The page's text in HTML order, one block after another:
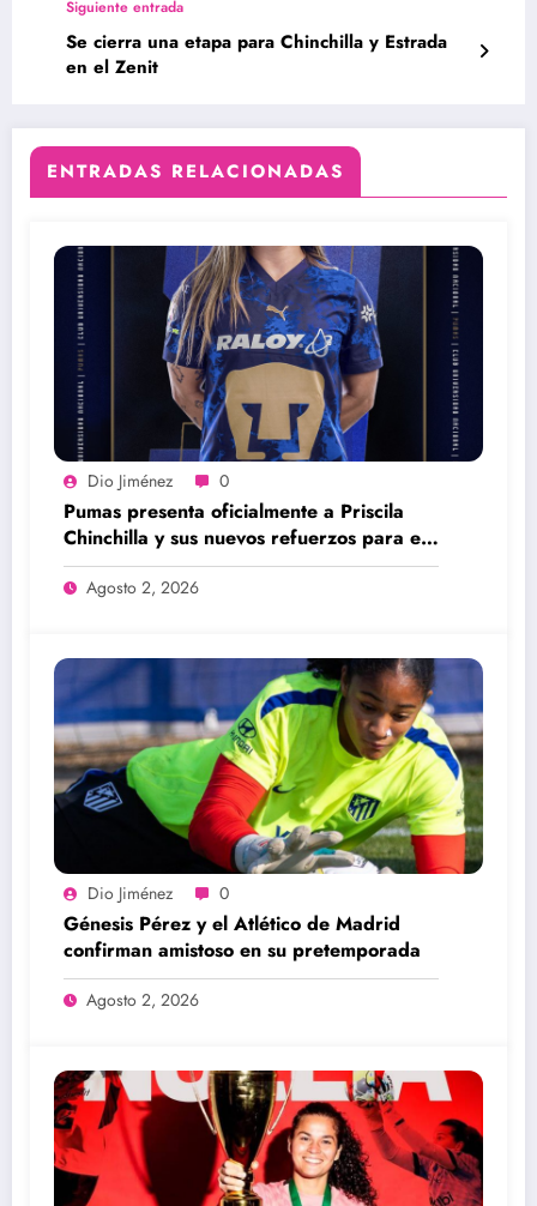
Siguiente entrada
Se cierra una etapa para Chinchilla y Estrada
en el Zenit
ENTRADAS RELACIONADAS
Dio Jiménez 0
Pumas presenta oficialmente a Priscila
Chinchilla y sus nuevos refuerzos para el
Apertura 2026
Agosto 2, 2026
Dio Jiménez 0
Génesis Pérez y el Atlético de Madrid
confirman amistoso en su pretemporada
Agosto 2, 2026